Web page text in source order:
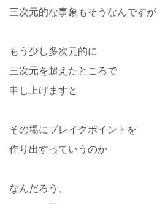
三次元的な事象もそうなんですが
もう少し多次元的に
三次元を超えたところで
申し上げますと
その場にブレイクポイントを
作り出すっていうのか
なんだろう、